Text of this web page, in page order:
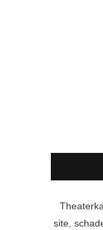
site,